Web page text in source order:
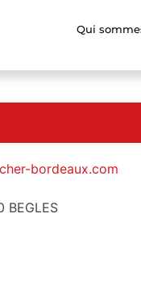
Qui
bordeaux.com
BEGLES